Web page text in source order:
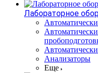
Лабораторное
Анализаторы
Еще